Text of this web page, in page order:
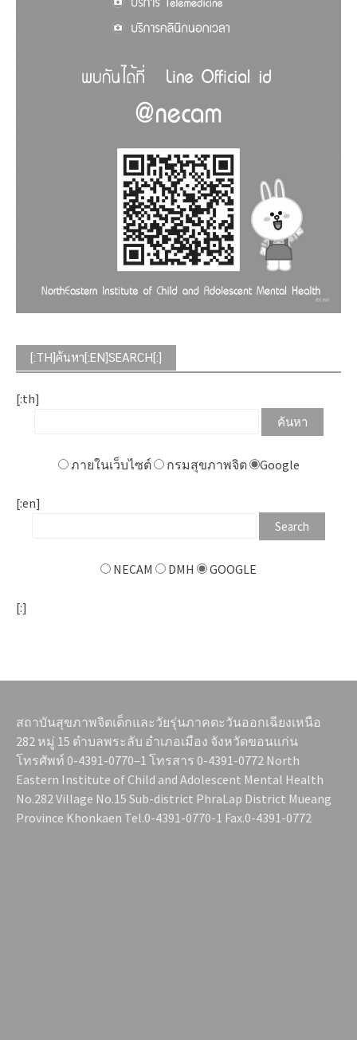
[:TH]ค้นหา[:EN]SEARCH[:]
[:th]
ภายในเว็บไซต์ กรมสุขภาพจิต Google
[:en]
NECAM DMH GOOGLE
[:]
สถาบันสุขภาพจิตเด็กและวัยรุ่นภาคตะวันออกเฉียงเหนือ
282 หมู่ 15 ตำบลพระลับ อำเภอเมือง จังหวัดขอนแก่น
โทรศัพท์ 0-4391-0770–1 โทรสาร 0-4391-0772 North
Eastern Institute of Child and Adolescent Mental Health
No.282 Village No.15 Sub-district PhraLap District Mueang
Province Khonkaen Tel.0-4391-0770-1 Fax.0-4391-0772